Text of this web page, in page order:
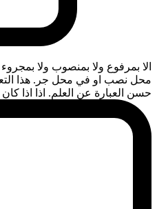
الا بمرفوع ولا بمنصوب ولا
محل نصب او في محل جر. هذا
حسن العبارة عن العلم. اذا اذا كان